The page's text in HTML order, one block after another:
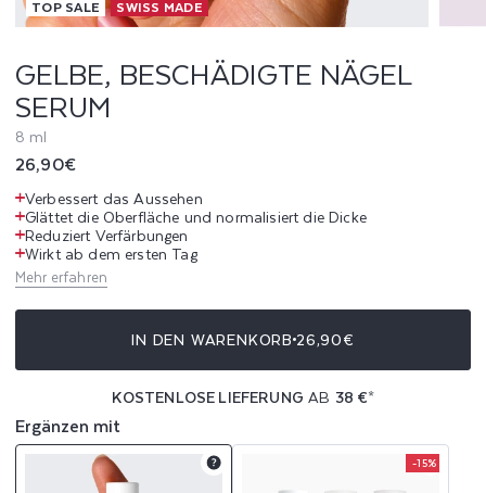
H
Ä
D
I
G
T
E
N
Ä
G
E
TOP SALE SWISS MADE
GELBE, BESCHÄDIGTE NÄGEL
SERUM
8 ml
Normaler
Preis
26,90€
Verbessert das Aussehen
Glättet die Oberfläche und normalisiert die Dicke
Reduziert Verfärbungen
Wirkt ab dem ersten Tag
Mehr erfahren
IN DEN WARENKORB 26,90€
KOSTENLOSE LIEFERUNG AB 38 €*
Ergänzen mit
Product
-15%Product